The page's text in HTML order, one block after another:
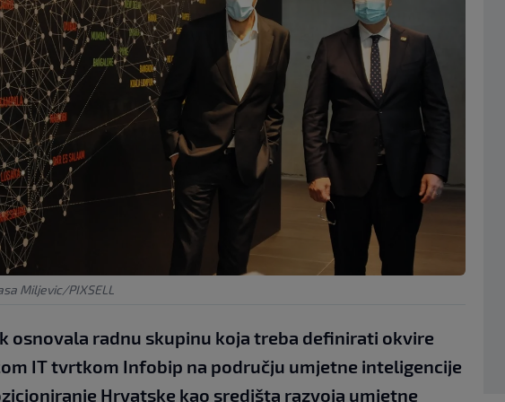
Miljevic/PIXSELL
osnovala radnu skupinu koja treba definirati okvire
IT tvrtkom Infobip na području umjetne inteligencije
Hrvatske kao središta razvoja umjetne